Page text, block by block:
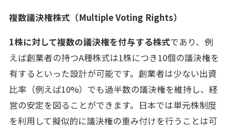
複数議決権株式（Multiple Voting Rights）
1株に対して複数の議決権を付与する株式であり、例
えば創業者の持つA種株式は1株につき10個の議決権を
有するといった設計が可能です。創業者は少ない出資
比率（例えば10%）でも過半数の議決権を維持し、経
営の安定を図ることができます。日本では単元株制度
を利用して擬似的に議決権の重み付けを行うことは可